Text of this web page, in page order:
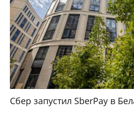
Сбер запустил SberPay в